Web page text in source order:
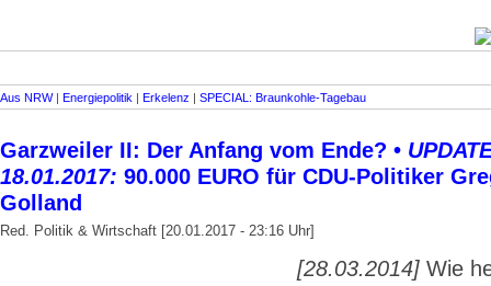
Aus NRW| Energiepolitik | Erkelenz | SPECIAL: Braunkohle-Tagebau
Garzweiler II: Der Anfang vom Ende? •
18.01.2017: 90.000 EURO für CDU-Politiker
Golland
Red. Politik & Wirtschaft [20.01.2017 - 23:16 Uhr]
[28.03.2014] Wie